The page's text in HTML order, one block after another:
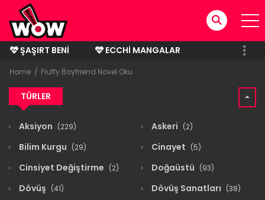
ŞAŞIRT BENI
ECCHI MANGALAR
BITMIŞ MANGALAR
Home Fluffy Boyfriend Novel Oku
TÜRLER
Aksiyon (229) Askeri (2)
Bilim Kurgu (29) Cinayet (5)
Cinsiyet Değiştirme (2) Doğaüstü (93)
Dövüş (41) Dövüş Sanatları (38)